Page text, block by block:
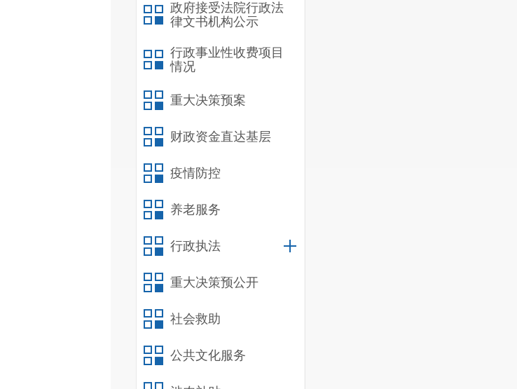
政府接受法院行政法
律文书机构公示
行政事业性收费项目
情况
重大决策预案
财政资金直达基层
疫情防控
养老服务
行政执法
重大决策预公开
社会救助
公共文化服务